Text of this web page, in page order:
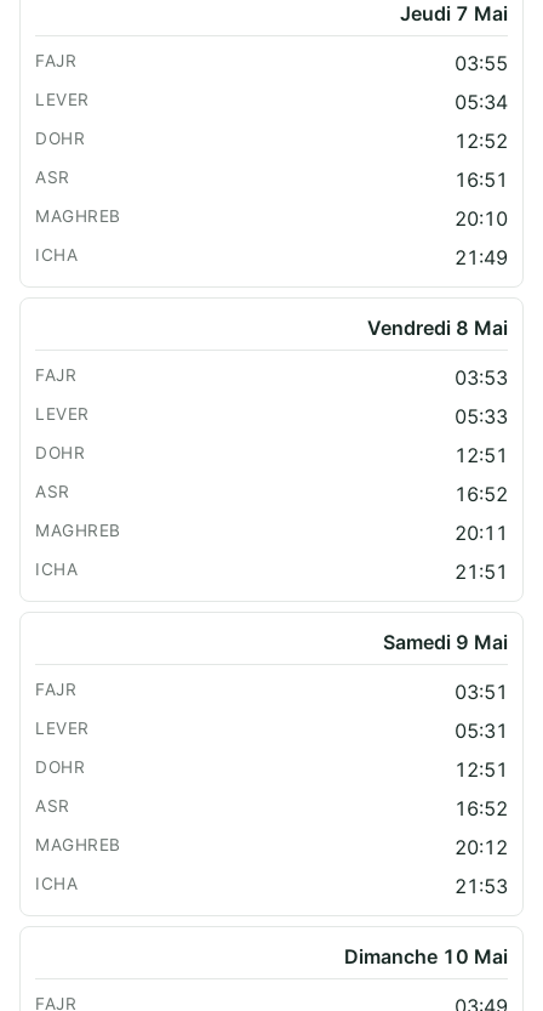
Jeudi 7 Mai
03:55
05:34
12:52
16:51
20:10
21:49
Vendredi 8 Mai
03:53
05:33
12:51
16:52
20:11
21:51
Samedi 9 Mai
03:51
05:31
12:51
16:52
20:12
21:53
Dimanche 10 Mai